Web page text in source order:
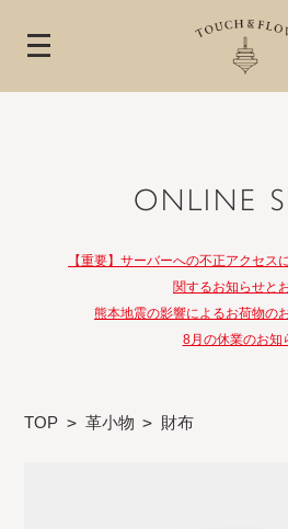
ONLINE
【重要】サーバーへの不正アクセス
関するお知らせと
熊本地震の影響によるお荷物の
8月の休業のお知
TOP > 革小物 > 財布